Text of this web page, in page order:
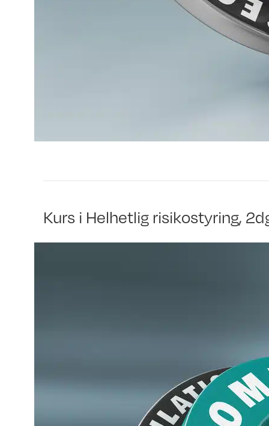
Kurs i Helhetlig risikostyring,